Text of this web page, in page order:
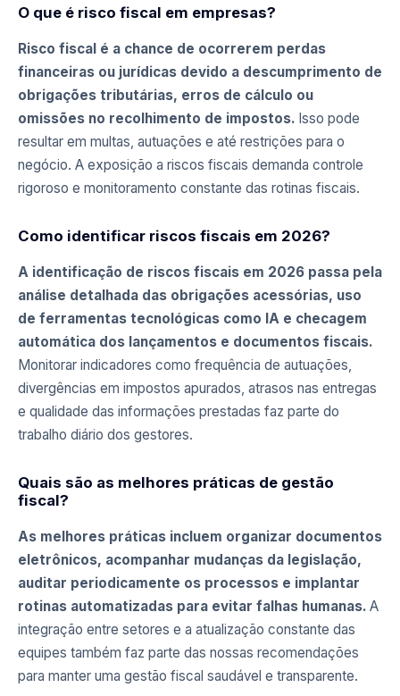
O que é risco fiscal em empresas?
Risco fiscal é a chance de ocorrerem perdas
financeiras ou jurídicas devido a descumprimento de
obrigações tributárias, erros de cálculo ou
omissões no recolhimento de impostos. Isso pode
resultar em multas, autuações e até restrições para o
negócio. A exposição a riscos fiscais demanda controle
rigoroso e monitoramento constante das rotinas fiscais.
Como identificar riscos fiscais em 2026?
A identificação de riscos fiscais em 2026 passa pela
análise detalhada das obrigações acessórias, uso
de ferramentas tecnológicas como IA e checagem
automática dos lançamentos e documentos fiscais.
Monitorar indicadores como frequência de autuações,
divergências em impostos apurados, atrasos nas entregas
e qualidade das informações prestadas faz parte do
trabalho diário dos gestores.
Quais são as melhores práticas de gestão
fiscal?
As melhores práticas incluem organizar documentos
eletrônicos, acompanhar mudanças da legislação,
auditar periodicamente os processos e implantar
rotinas automatizadas para evitar falhas humanas. A
integração entre setores e a atualização constante das
equipes também faz parte das nossas recomendações
para manter uma gestão fiscal saudável e transparente.